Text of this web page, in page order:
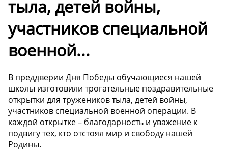
тыла, детей войны,
участников специальной
военной...
В преддверии Дня Победы обучающиеся нашей
школы изготовили трогательные поздравительные
открытки для тружеников тыла, детей войны,
участников специальной военной операции. В
каждой открытке – благодарность и уважение к
подвигу тех, кто отстоял мир и свободу нашей
Родины.